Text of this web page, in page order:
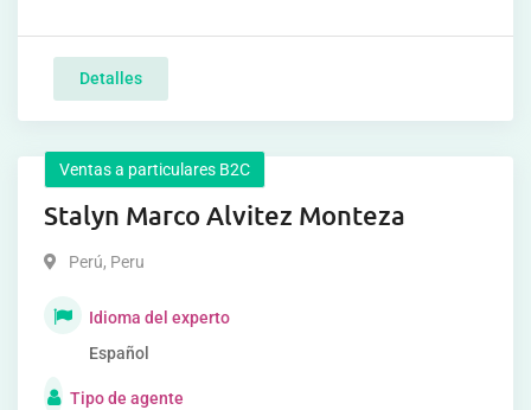
Detalles
Ventas a particulares B2C
Stalyn Marco Alvitez Monteza
Perú, Peru
Idioma del experto
Español
Tipo de agente